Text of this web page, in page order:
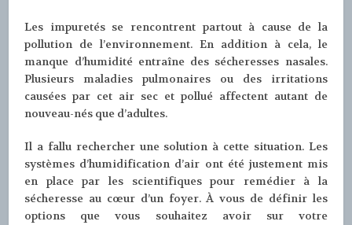
Les impuretés se rencontrent partout à cause de la
pollution de l’environnement. En addition à cela, le
manque d’humidité entraîne des sécheresses nasales.
Plusieurs maladies pulmonaires ou des irritations
causées par cet air sec et pollué affectent autant de
nouveau-nés que d’adultes.
Il a fallu rechercher une solution à cette situation. Les
systèmes d’humidification d’air ont été justement mis
en place par les scientifiques pour remédier à la
sécheresse au cœur d’un foyer. À vous de définir les
options que vous souhaitez avoir sur votre